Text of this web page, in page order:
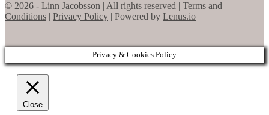
© 2026 - Linn Jacobsson | All rights reserved | Terms and
Conditions | Privacy Policy | Powered by Lenus.io
Privacy & Cookies Policy
Close